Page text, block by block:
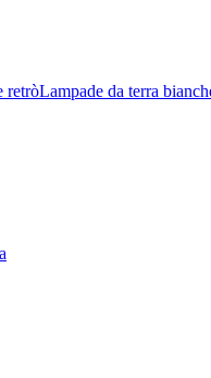
retròLampade da terra